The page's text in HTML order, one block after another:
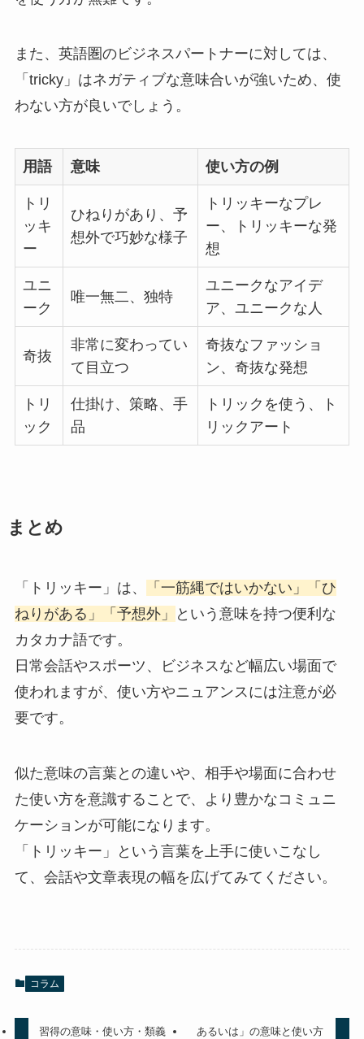
また、英語圏のビジネスパートナーに対しては、
「tricky」はネガティブな意味合いが強いため、使
わない方が良いでしょう。
用語 意味 使い方の例
トリ
ッキ
ー
ひねりがあり、予
想外で巧妙な様子
トリッキーなプレ
ー、トリッキーな発
想
ユニ
ーク
唯一無二、独特
ユニークなアイデ
ア、ユニークな人
奇抜
非常に変わってい
て目立つ
奇抜なファッショ
ン、奇抜な発想
トリ
ック
仕掛け、策略、手
品
トリックを使う、ト
リックアート
まとめ
「トリッキー」は、
「一筋縄ではいかない」「ひ
ねりがある」「予想外」
という意味を持つ便利な
カタカナ語です。
日常会話やスポーツ、ビジネスなど幅広い場面で
使われますが、使い方やニュアンスには注意が必
要です。
似た意味の言葉との違いや、相手や場面に合わせ
た使い方を意識することで、より豊かなコミュニ
ケーションが可能になります。
「トリッキー」という言葉を上手に使いこなし
て、会話や文章表現の幅を広げてみてください。
コラム
習得の意味・使い方・類義
あるいは」の意味と使い方